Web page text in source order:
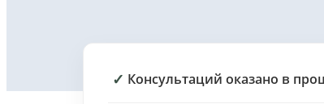
✓ Консультаций оказано в